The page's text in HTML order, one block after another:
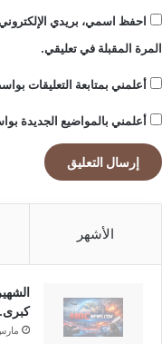
احفظ اسمي، بريدي
المرة المقبلة في تعليقي.
أعلمني بمتابعة التعليقات
أعلمني بالمواضيع الجديدة
الأشهر
كبرى.
مارس 13,